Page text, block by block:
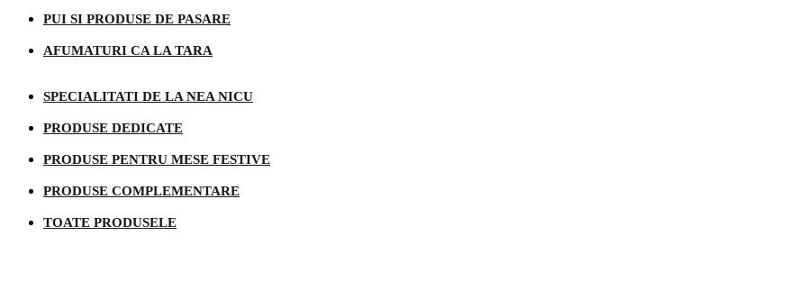
PUI SI PRODUSE DE PASARE
AFUMATURI CA LA TARA
SPECIALITATI DE LA NEA NICU
PRODUSE DEDICATE
PRODUSE PENTRU MESE FESTIVE
PRODUSE COMPLEMENTARE
TOATE PRODUSELE